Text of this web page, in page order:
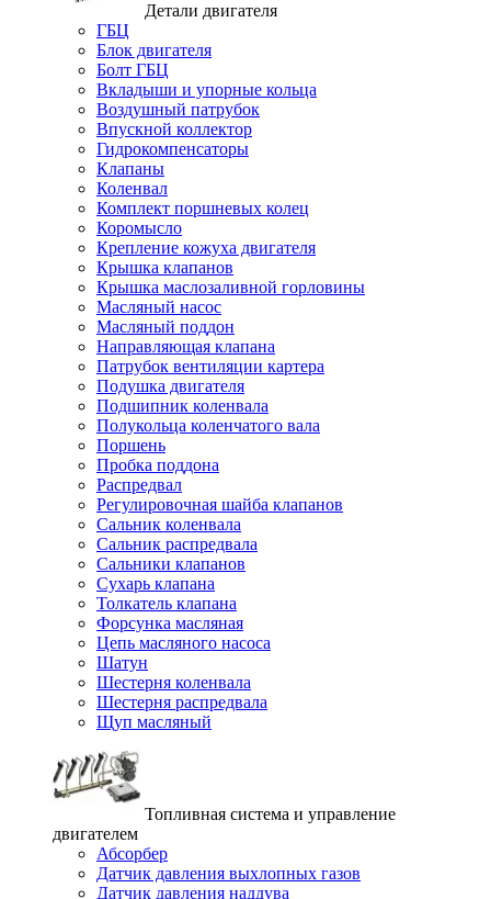
Детали двигателя
ГБЦ
Блок двигателя
Болт ГБЦ
Вкладыши и упорные кольца
Воздушный патрубок
Впускной коллектор
Гидрокомпенсаторы
Клапаны
Коленвал
Комплект поршневых колец
Коромысло
Крепление кожуха двигателя
Крышка клапанов
Крышка маслозаливной горловины
Масляный насос
Масляный поддон
Направляющая клапана
Патрубок вентиляции картера
Подушка двигателя
Подшипник коленвала
Полукольца коленчатого вала
Поршень
Пробка поддона
Распредвал
Регулировочная шайба клапанов
Сальник коленвала
Сальник распредвала
Сальники клапанов
Сухарь клапана
Толкатель клапана
Форсунка масляная
Цепь масляного насоса
Шатун
Шестерня коленвала
Шестерня распредвала
Щуп масляный
Топливная система и управление
двигателем
Абсорбер
Датчик давления выхлопных газов
Датчик давления наддува